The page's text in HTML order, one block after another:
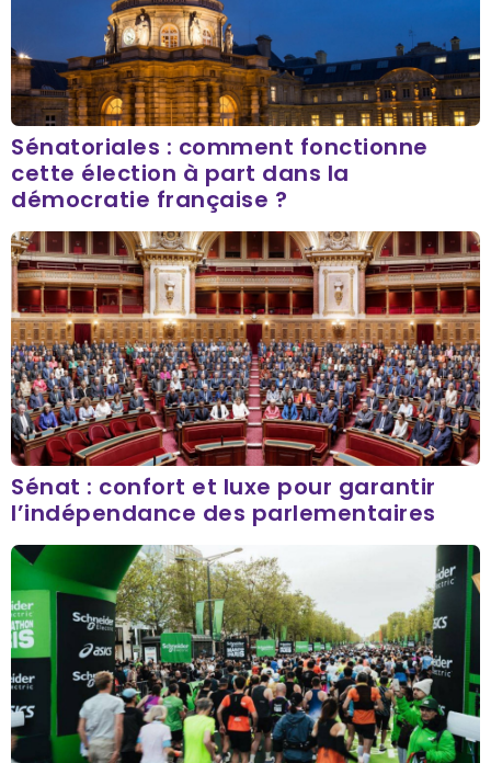
Sénatoriales : comment fonctionne
cette élection à part dans la
démocratie française ?
Sénat : confort et luxe pour garantir
l’indépendance des parlementaires